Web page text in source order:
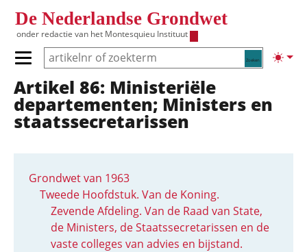
De Nederlandse Grondwet
onder redactie van het Montesquieu Instituut
Zoeken
Primair menu tonen/verbergen
Hoofdnavigatie
Artikel 86: Ministeriële
departementen; Ministers en
staatssecretarissen
Grondwet van 1963
Tweede Hoofdstuk. Van de Koning.
Zevende Afdeling. Van de Raad van State,
de Ministers, de Staatssecretarissen en de
vaste colleges van advies en bijstand.